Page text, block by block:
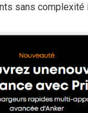
sans complexité